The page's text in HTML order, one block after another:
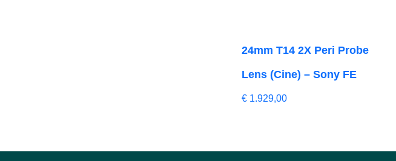
24mm T14 2X Peri Probe
Lens (Cine) – Sony FE
€ 1.929,00